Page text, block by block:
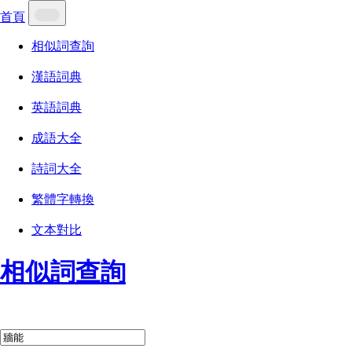
首頁
相似詞查詢
漢語詞典
英語詞典
成語大全
詩詞大全
繁體字轉換
文本對比
相似詞查詢